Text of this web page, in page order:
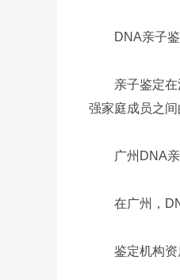
DNA亲子鉴
亲子鉴定在法
强家庭成员之
广州DNA亲
在广州，DNA
鉴定机构资